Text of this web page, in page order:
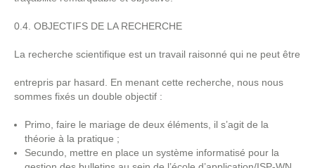
0.4. OBJECTIFS DE LA RECHERCHE
La recherche scientifique est un travail raisonné qui ne peut être
entrepris par hasard. En menant cette recherche, nous nous
sommes fixés un double objectif :
Primo, faire le mariage de deux éléments, il s’agit de la
théorie à la pratique ;
Secundo, mettre en place un système informatisé pour la